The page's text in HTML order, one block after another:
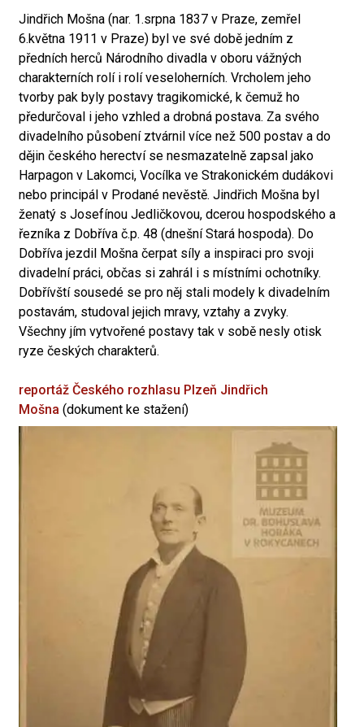
Jindřich Mošna (nar. 1.srpna 1837 v Praze, zemřel
6.května 1911 v Praze) byl ve své době jedním z
předních herců Národního divadla v oboru vážných
charakterních rolí i rolí veseloherních. Vrcholem jeho
tvorby pak byly postavy tragikomické, k čemuž ho
předurčoval i jeho vzhled a drobná postava. Za svého
divadelního působení ztvárnil více než 500 postav a do
dějin českého herectví se nesmazatelně zapsal jako
Harpagon v Lakomci, Vocílka ve Strakonickém dudákovi
nebo principál v Prodané nevěstě. Jindřich Mošna byl
ženatý s Josefínou Jedličkovou, dcerou hospodského a
řezníka z Dobříva č.p. 48 (dnešní Stará hospoda). Do
Dobříva jezdil Mošna čerpat síly a inspiraci pro svoji
divadelní práci, občas si zahrál i s místními ochotníky.
Dobřívští sousedé se pro něj stali modely k divadelním
postavám, studoval jejich mravy, vztahy a zvyky.
Všechny jím vytvořené postavy tak v sobě nesly otisk
ryze českých charakterů.
reportáž Českého rozhlasu Plzeň Jindřich
Mošna (dokument ke stažení)